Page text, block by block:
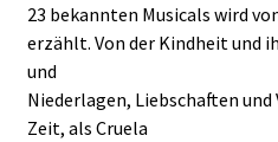
23 bekannten Musicals wird
erzählt. Von der Kindheit und
und
Niederlagen, Liebschaften
Zeit, als Cruela